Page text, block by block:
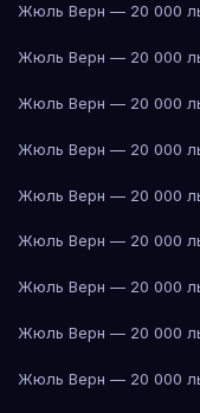
Жюль Верн — 20 000
Жюль Верн — 20 000
Жюль Верн — 20 000
Жюль Верн — 20 000
Жюль Верн — 20 000
Жюль Верн — 20 000
Жюль Верн — 20 000
Жюль Верн — 20 000
Жюль Верн — 20 000